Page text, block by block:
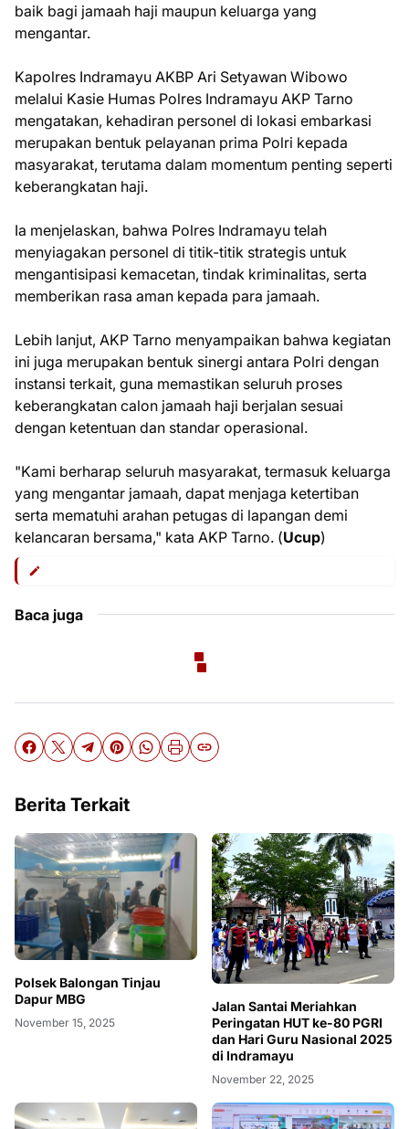
baik bagi jamaah haji maupun keluarga yang
mengantar.
Kapolres Indramayu AKBP Ari Setyawan Wibowo
melalui Kasie Humas Polres Indramayu AKP Tarno
mengatakan, kehadiran personel di lokasi embarkasi
merupakan bentuk pelayanan prima Polri kepada
masyarakat, terutama dalam momentum penting seperti
keberangkatan haji.
Ia menjelaskan, bahwa Polres Indramayu telah
menyiagakan personel di titik-titik strategis untuk
mengantisipasi kemacetan, tindak kriminalitas, serta
memberikan rasa aman kepada para jamaah.
Lebih lanjut, AKP Tarno menyampaikan bahwa kegiatan
ini juga merupakan bentuk sinergi antara Polri dengan
instansi terkait, guna memastikan seluruh proses
keberangkatan calon jamaah haji berjalan sesuai
dengan ketentuan dan standar operasional.
"Kami berharap seluruh masyarakat, termasuk keluarga
yang mengantar jamaah, dapat menjaga ketertiban
serta mematuhi arahan petugas di lapangan demi
kelancaran bersama," kata AKP Tarno. (Ucup)
Baca juga
Berita Terkait
Polsek Balongan Tinjau
Dapur MBG
November 15, 2025
Jalan Santai Meriahkan
Peringatan HUT ke-80 PGRI
dan Hari Guru Nasional 2025
di Indramayu
November 22, 2025